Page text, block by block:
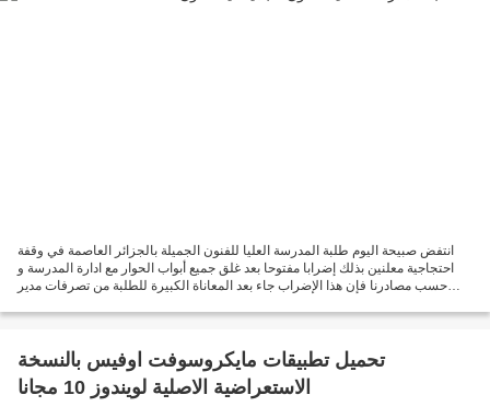
انتفض صبيحة اليوم طلبة المدرسة العليا للفنون الجميلة بالجزائر العاصمة في وقفة
احتجاجية معلنين بذلك إضرابا مفتوحا بعد غلق جميع أبواب الحوار مع ادارة المدرسة و
حسب مصادرنا فإن هذا الإضراب جاء بعد المعاناة الكبيرة للطلبة من تصرفات مدير
تحميل تطبيقات مايكروسوفت اوفيس بالنسخة
الاستعراضية الاصلية لويندوز 10 مجانا